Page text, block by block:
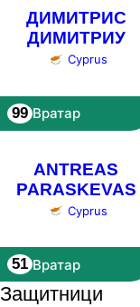
ДИМИТРИС
ДИМИТРИУ
Cyprus
99 Вратар
ANTREAS
PARASKEVAS
Cyprus
51 Вратар
Защитници